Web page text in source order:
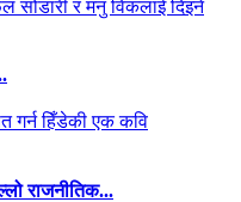
राजनीतिक...